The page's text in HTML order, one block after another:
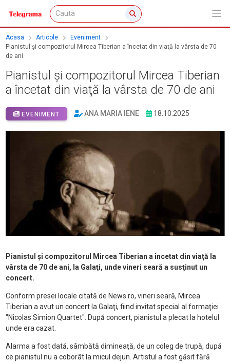
Acasa Articole
Eveniment
Pianistul şi compozitorul Mircea Tiberian a încetat din viaţă la vârsta de 70
de ani
Pianistul şi compozitorul Mircea Tiberian
a încetat din viaţă la vârsta de 70 de ani
EVENIMENT ANA MARIA IENE 18.10.2025
Pianistul şi compozitorul Mircea Tiberian a încetat din viaţă la
vârsta de 70 de ani, la Galaţi, unde vineri seară a susţinut un
concert.
Conform presei locale citată de News.ro, vineri seară, Mircea
Tiberian a avut un concert la Galaţi, fiind invitat special al formaţiei
"Nicolas Simion Quartet". După concert, pianistul a plecat la hotelul
unde era cazat.
Alarma a fost dată, sâmbătă dimineaţă, de un coleg de trupă, după
ce pianistul nu a coborât la micul dejun. Artistul a fost găsit fără